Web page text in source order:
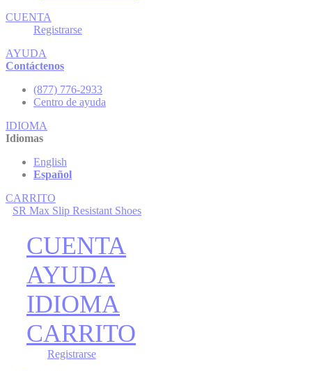
CUENTA
Registrarse
AYUDA
Contáctenos
(877) 776-2933
Centro de ayuda
IDIOMA
Idiomas
English
Español
CARRITO
SR Max Slip Resistant Shoes
CUENTA
AYUDA
IDIOMA
CARRITO
Registrarse